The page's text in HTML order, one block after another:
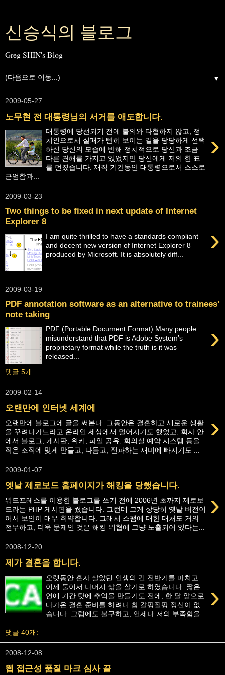
신승식의 블로그
Greg SHIN's Blog
▼
2009-05-27
노무현 전 대통령님의 서거를 애도합니다.
›
대통령에 당선되기 전에 불의와 타협하지 않고, 정
치인으로서 실패가 빤히 보이는 길을 당당하게 선택
하신 당신의 모습에 반해 정치적으로 당신과 조금
다른 견해를 가지고 있었지만 당신에게 저의 한 표
를 던졌습니다. 재직 기간동안 대통령으로서 스스로
근엄함과...
2009-03-23
Two things to be fixed in next update of Internet
Explorer 8
›
I am quite thrilled to have a standards compliant
and decent new version of Internet Explorer 8
produced by Microsoft. It is absolutely diff...
2009-03-19
PDF annotation software as an alternative to trainees'
note taking
›
PDF (Portable Document Format) Many people
misunderstand that PDF is Adobe System’s
proprietary format while the truth is it was
released...
댓글 5개:
2009-02-14
오랜만에 인터넷 세계에
›
오랜만에 블로그에 글을 써본다. 그동안은 결혼하고 새로운 생활
을 꾸려나가느라고 온라인 세상에서 멀어지기도 했었고, 회사 안
에서 블로그, 게시판, 위키, 파일 공유, 회의실 예약 시스템 등을
작은 조직에 맞게 만들고, 다듬고, 전파하는 재미에 빠지기도 ...
2009-01-07
옛날 제로보드 홈페이지가 해킹을 당했습니다.
›
워드프레스를 이용한 블로그를 쓰기 전에 2006년 초까지 제로보
드라는 PHP 게시판을 썼습니다. 그런데 그게 상당히 옛날 버전이
어서 보안이 매우 취약합니다. 그래서 스팸에 대한 대처도 거의
전무하고, 더욱 문제인 것은 해킹 위협에 그냥 노출되어 있다는...
2008-12-20
제가 결혼을 합니다.
›
오랫동안 혼자 살았던 인생의 긴 전반기를 마치고
이제 둘이서 나머지 삶을 살기로 하였습니다. 짧은
연애 기간 탓에 추억을 만들기도 전에, 한 달 앞으로
다가온 결혼 준비를 하려니 참 갈팡질팡 정신이 없
습니다. 그럼에도 불구하고, 언제나 저의 부족함을
댓글 40개:
2008-12-08
웹 접근성 품질 마크 심사 끝